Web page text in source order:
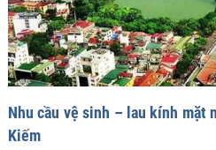
Nhu cầu vệ sinh – lau kính mặt
Kiếm